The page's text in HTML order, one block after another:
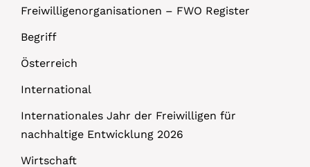
Freiwilligenorganisationen – FWO Register
Begriff
Österreich
International
Internationales Jahr der Freiwilligen für
nachhaltige Entwicklung 2026
Wirtschaft